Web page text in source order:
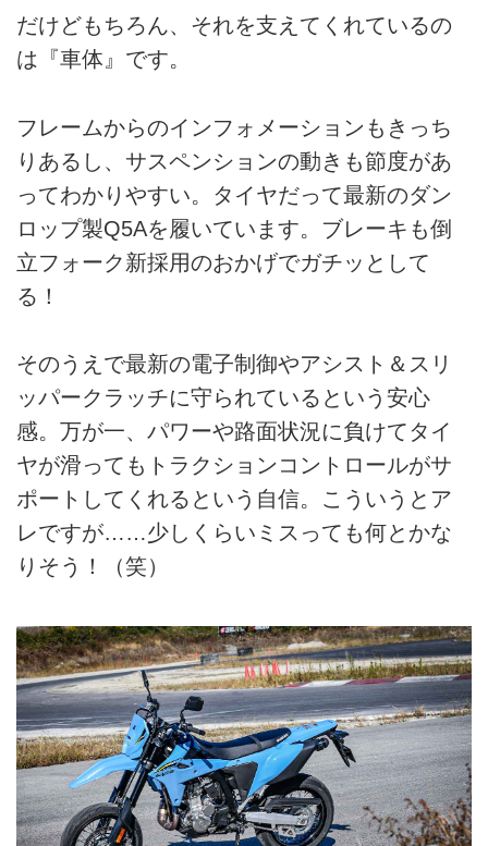
だけどもちろん、それを支えてくれているの
は『車体』です。
フレームからのインフォメーションもきっち
りあるし、サスペンションの動きも節度があ
ってわかりやすい。タイヤだって最新のダン
ロップ製Q5Aを履いています。ブレーキも倒
立フォーク新採用のおかげでガチッとして
る！
そのうえで最新の電子制御やアシスト＆スリ
ッパークラッチに守られているという安心
感。万が一、パワーや路面状況に負けてタイ
ヤが滑ってもトラクションコントロールがサ
ポートしてくれるという自信。こういうとア
レですが……少しくらいミスっても何とかな
りそう！（笑）